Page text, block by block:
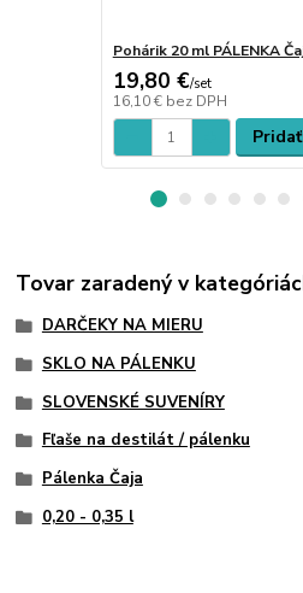
Pohárik 20 ml PÁLENKA
19,80 €/set
16,10 € bez DPH
Tovar zaradený v
DARČEKY NA MIERU
SKLO NA PÁLENKU
SLOVENSKÉ SUVENÍRY
Fľaše na destilát / pálenku
Pálenka Čaja
0,20 - 0,35 l